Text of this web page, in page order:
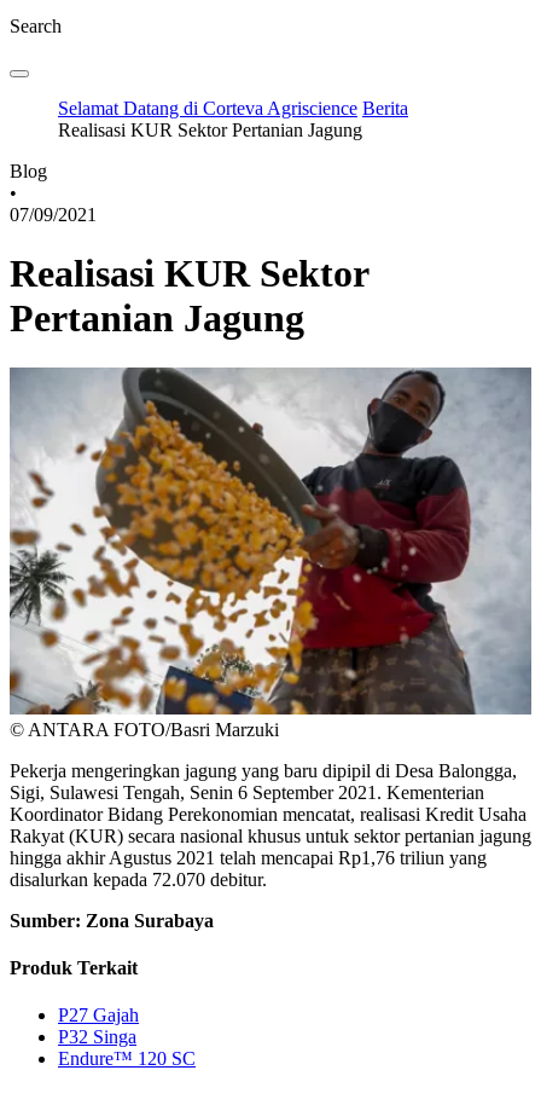
Search
Selamat Datang di Corteva Agriscience Berita
Realisasi KUR Sektor Pertanian Jagung
Blog
•
07/09/2021
Realisasi KUR Sektor
Pertanian Jagung
© ANTARA FOTO/Basri Marzuki
Pekerja mengeringkan jagung yang baru dipipil di Desa Balongga,
Sigi, Sulawesi Tengah, Senin 6 September 2021. Kementerian
Koordinator Bidang Perekonomian mencatat, realisasi Kredit Usaha
Rakyat (KUR) secara nasional khusus untuk sektor pertanian jagung
hingga akhir Agustus 2021 telah mencapai Rp1,76 triliun yang
disalurkan kepada 72.070 debitur.
Sumber: Zona Surabaya
Produk Terkait
P27 Gajah
P32 Singa
Endure™ 120 SC